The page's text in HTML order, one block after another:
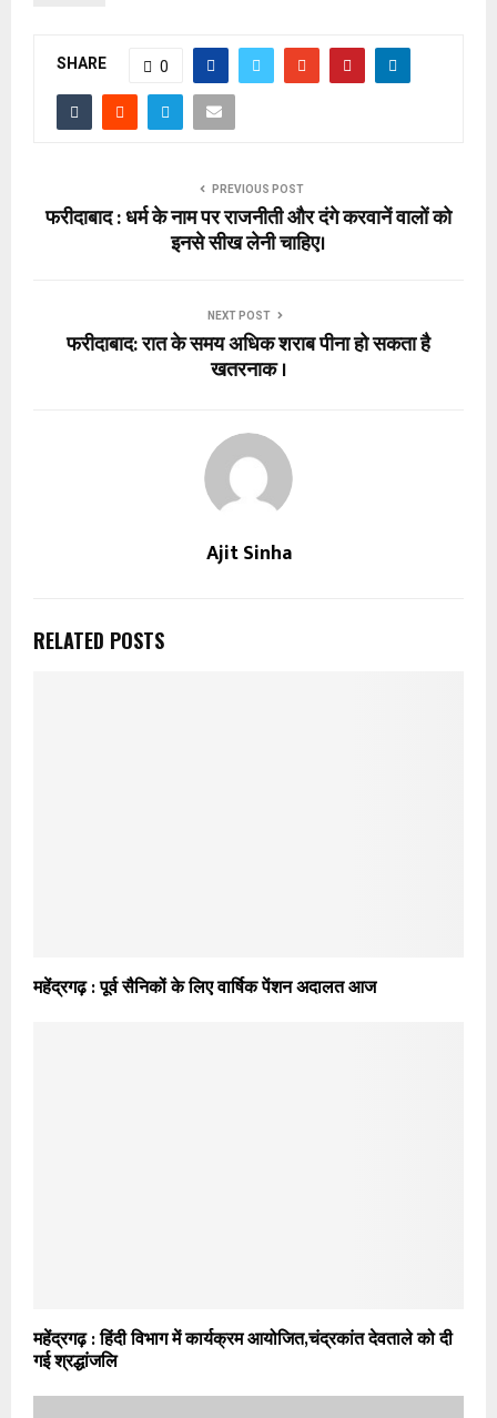
SHARE 0
PREVIOUS POST
फरीदाबाद : धर्म के नाम पर राजनीती और दंगे करवानें वालों को
इनसे सीख लेनी चाहिए।
NEXT POST
फरीदाबाद: रात के समय अधिक शराब पीना हो सकता है
खतरनाक ।
Ajit Sinha
RELATED POSTS
महेंद्रगढ़ : पूर्व सैनिकों के लिए वार्षिक पेंशन अदालत आज
महेंद्रगढ़ : हिंदी विभाग में कार्यक्रम आयोजित,चंद्रकांत देवताले को दी
गई श्रद्धांजलि